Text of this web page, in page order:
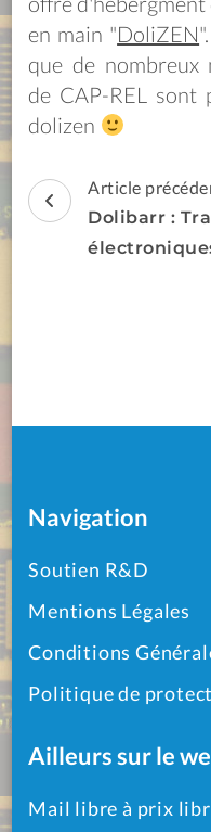
en main "DoliZEN
que de nombreux
de CAP-REL sont
dolizen
Navigation
d'article
Article
Dolibarr :
Navigation
Soutien R&D
Mentions Légales
Conditions
Politique de
Ailleurs sur le
Mail libre à prix